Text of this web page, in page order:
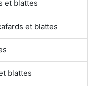
et blattes
et blattes
blattes